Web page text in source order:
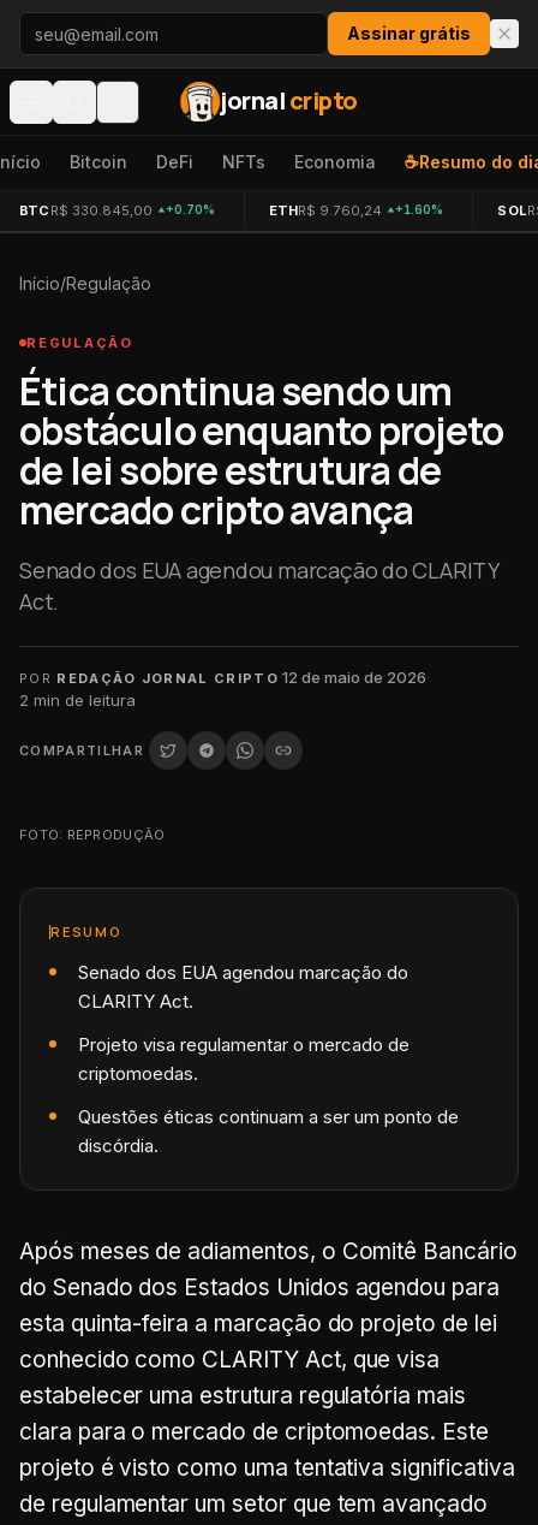
Pular para o conteúdo
Assinar grátis
jornalcripto
Bitcoin DeFi NFTs Economia ☕Resumo do
BTC R$ 330.845,00 +0.70% ETHR$ 9.760,24 +1.60% SOL
Início/Regulação
REGULAÇÃO
Ética continua sendo um
obstáculo enquanto projeto
de lei sobre estrutura de
mercado cripto avança
Senado dos EUA agendou marcação do CLARITY
Act.
POR REDAÇÃO JORNAL CRIPTO·12 de maio de 2026·
2 min de leitura
COMPARTILHAR
FOTO: REPRODUÇÃO
RESUMO
Senado dos EUA agendou marcação do
CLARITY Act.
Projeto visa regulamentar o mercado de
criptomoedas.
Questões éticas continuam a ser um ponto de
discórdia.
Após meses de adiamentos, o Comitê Bancário
do Senado dos Estados Unidos agendou para
esta quinta-feira a marcação do projeto de lei
conhecido como CLARITY Act, que visa
estabelecer uma estrutura regulatória mais
clara para o mercado de criptomoedas. Este
projeto é visto como uma tentativa significativa
de regulamentar um setor que tem avançado